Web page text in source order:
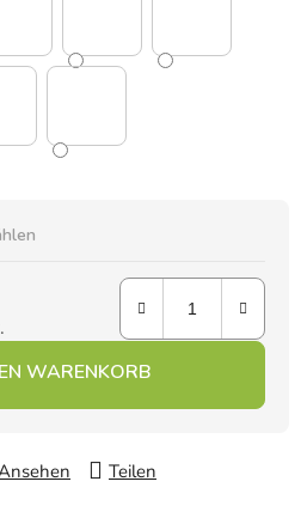
Teilen